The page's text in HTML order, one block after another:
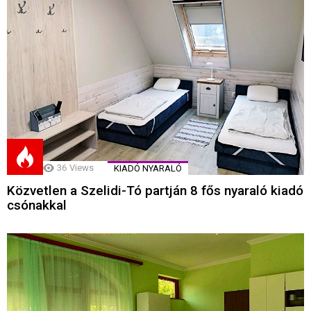
36 Views KIADÓ NYARALÓ
Közvetlen a Szelidi-Tó partján 8 fős nyaraló kiadó
csónakkal